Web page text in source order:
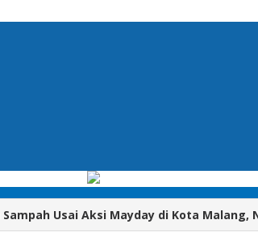
Usai Aksi Mayday di Kota Malang,